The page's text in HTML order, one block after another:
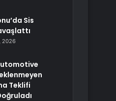
Sis
2026
Teklifi